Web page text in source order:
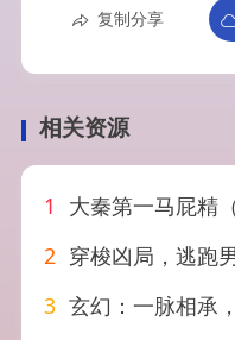
复制分享
相关资源
1
大秦第一马屁精
2 穿梭凶局，逃跑男友独宠我第一
3 玄幻：一脉相承，主打的就是强势第